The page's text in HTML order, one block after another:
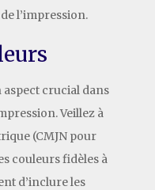
l’impression.
aspect crucial dans
Veillez à
(CMJN pour
couleurs fidèles à
d’inclure les